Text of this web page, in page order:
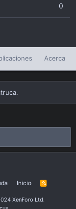
0
Acerca
Inicio
R
XenForo Ltd.